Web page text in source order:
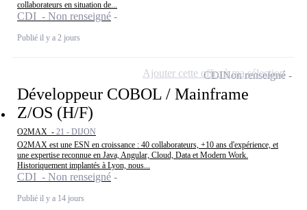
collaborateurs en situation de...
CDI - Non renseigné
Publié il y a 2 jours
Développeur COBOL / Mainframe
Z/OS (H/F)
O2MAX - 21 - DIJON
O2MAX est une ESN en croissance : 40 collaborateurs, +10 ans d'expérience, et
une expertise reconnue en Java, Angular, Cloud, Data et Modern Work.
Historiquement implantés à Lyon, nous...
CDI - Non renseigné
Publié il y a 14 jours
CDINon renseigné
Ajouter cette offre à ma sélection